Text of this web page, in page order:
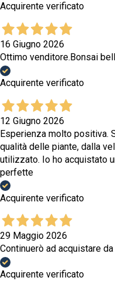
Acquirente verificato
16 Giugno 2026
Ottimo venditore.Bonsai
Acquirente verificato
12 Giugno 2026
Esperienza molto positiva.
qualità delle piante, dalla
utilizzato. Io ho acquistato
perfette
Acquirente verificato
29 Maggio 2026
Continuerò ad acquistare
Acquirente verificato